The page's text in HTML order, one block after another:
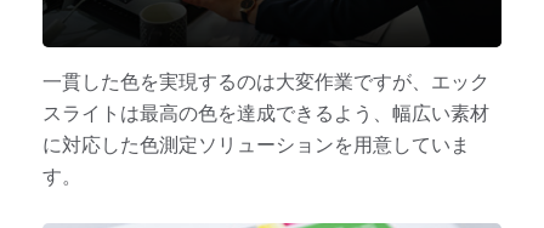
一貫した色を実現するのは大変作業ですが、エック
スライトは最高の色を達成できるよう、幅広い素材
に対応した色測定ソリューションを用意していま
す。